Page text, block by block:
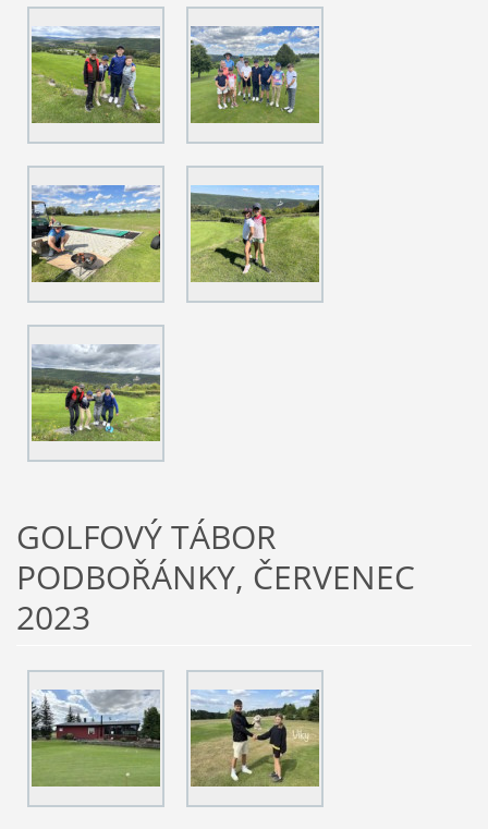
GOLFOVÝ TÁBOR
PODBOŘÁNKY, ČERVENEC
2023